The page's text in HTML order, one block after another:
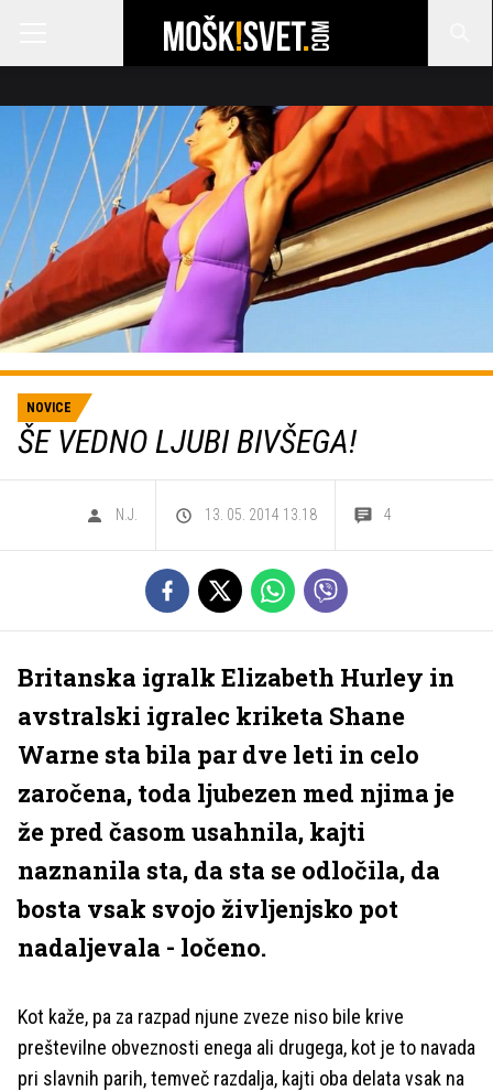
NOVICE
ŠE VEDNO LJUBI BIVŠEGA!
N.J. 13. 05. 2014 13.18 4
Britanska igralk Elizabeth Hurley in
avstralski igralec kriketa Shane
Warne sta bila par dve leti in celo
zaročena, toda ljubezen med njima je
že pred časom usahnila, kajti
naznanila sta, da sta se odločila, da
bosta vsak svojo življenjsko pot
nadaljevala - ločeno.
Kot kaže, pa za razpad njune zveze niso bile krive
preštevilne obveznosti enega ali drugega, kot je to navada
pri slavnih parih, temveč razdalja, kajti oba delata vsak na